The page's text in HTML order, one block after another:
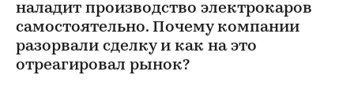
наладит производство электрокаров
самостоятельно. Почему компании
разорвали сделку и как на это
отреагировал рынок?